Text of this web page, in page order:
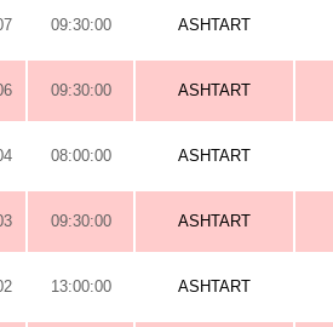
09:30:00 ASHTART
09:30:00 ASHTART
08:00:00 ASHTART
09:30:00 ASHTART
13:00:00 ASHTART